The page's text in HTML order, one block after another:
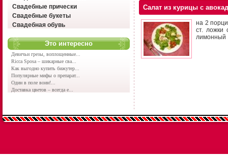
Свадебные прически
Свадебные букеты
Свадебная обувь
Это интересно
Девичьи грезы, воплощенные...
Ricca Sposa – шикарные сва...
Как выгодно купить бижутер...
Популярные мифы о препарат...
Один в поле воин!...
Доставка цветов – всегда е...
Салат из курицы с
на 2
ст. ложки
лимонный